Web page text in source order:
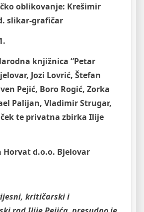
oblikovanje: Krešimir
slikar-grafičar
knjižnica “Petar
Jozi Lovrić, Štefan
Pejić, Boro Rogić, Zorka
Palijan, Vladimir Strugar,
te privatna zbirka Ilije
Horvat d.o.o. Bjelovar
kritičarski i